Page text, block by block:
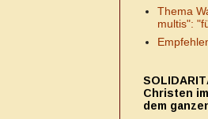
Thema
multis":
Christen
dem